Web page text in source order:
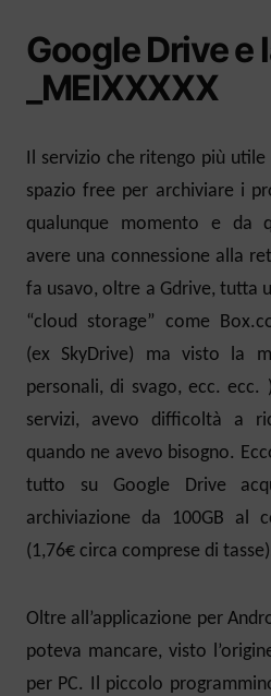
Google Drive e
_MEIXXXXX
Il servizio che ritengo più utile
spazio free per archiviare i
qualunque momento e da
avere una connessione alla
fa usavo, oltre a Gdrive, tutta
“cloud storage” come
(ex SkyDrive) ma visto la
personali, di svago, ecc.
servizi, avevo difficoltà a
quando ne avevo bisogno.
tutto su Google Drive
archiviazione da 100GB al
(1,76€ circa comprese di
Oltre all’applicazione per
poteva mancare, visto
per PC. Il piccolo